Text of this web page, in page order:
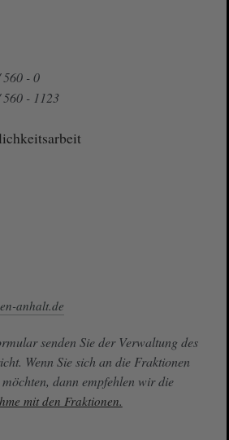
- 0
- 1123
anhalt.de
senden Sie der Verwaltung des
Wenn Sie sich an die Fraktionen
dann empfehlen wir die
mit den Fraktionen.